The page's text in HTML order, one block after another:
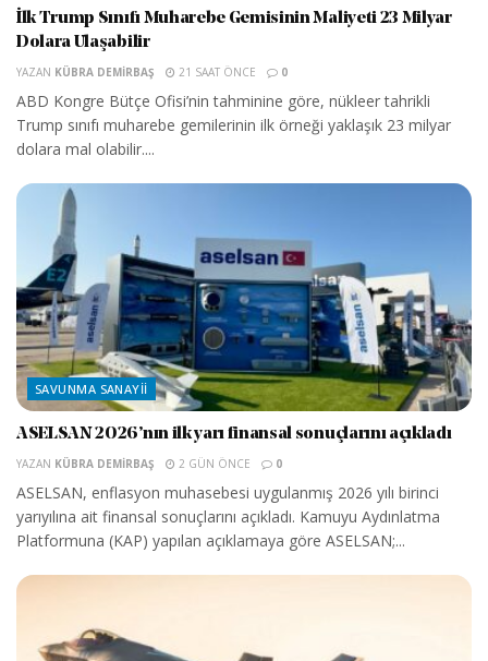
İlk Trump Sınıfı Muharebe Gemisinin Maliyeti 23 Milyar
Dolara Ulaşabilir
YAZAN KÜBRA DEMIRBAŞ 21 SAAT ÖNCE 0
ABD Kongre Bütçe Ofisi’nin tahminine göre, nükleer tahrikli
Trump sınıfı muharebe gemilerinin ilk örneği yaklaşık 23 milyar
dolara mal olabilir....
SAVUNMA SANAYII
ASELSAN 2026’nın ilk yarı finansal sonuçlarını açıkladı
YAZAN KÜBRA DEMIRBAŞ 2 GÜN ÖNCE 0
ASELSAN, enflasyon muhasebesi uygulanmış 2026 yılı birinci
yarıyılına ait finansal sonuçlarını açıkladı. Kamuyu Aydınlatma
Platformuna (KAP) yapılan açıklamaya göre ASELSAN;...